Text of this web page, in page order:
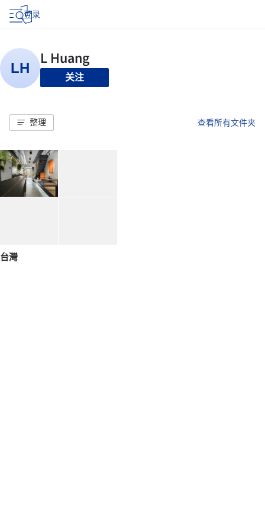
登录
关注
整理 查看所有文件夹
台灣